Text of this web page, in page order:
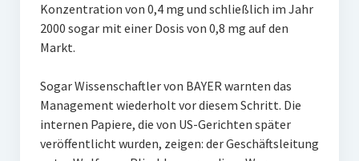
Konzentration von 0,4 mg und schließlich im Jahr
2000 sogar mit einer Dosis von 0,8 mg auf den
Markt.
Sogar Wissenschaftler von BAYER warnten das
Management wiederholt vor diesem Schritt. Die
internen Papiere, die von US-Gerichten später
veröffentlicht wurden, zeigen: der Geschäftsleitung